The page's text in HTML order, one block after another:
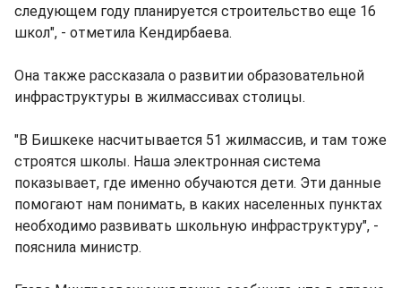
следующем году планируется строительство еще 16
школ", - отметила Кендирбаева.
Она также рассказала о развитии образовательной
инфраструктуры в жилмассивах столицы.
"В Бишкеке насчитывается 51 жилмассив, и там тоже
строятся школы. Наша электронная система
показывает, где именно обучаются дети. Эти данные
помогают нам понимать, в каких населенных пунктах
необходимо развивать школьную инфраструктуру", -
пояснила министр.